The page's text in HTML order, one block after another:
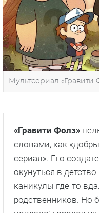
Мультсериал «Гравити
«Гравити Фолз»
словами, как
сериал». Его
окунуться в
каникулы где-то
родственников. Но